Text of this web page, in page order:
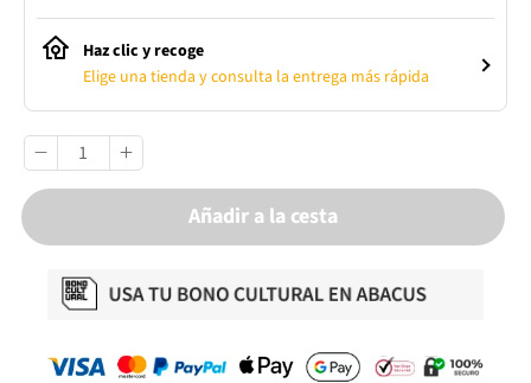
Haz clic y recoge
Elige una tienda y consulta la entrega más rápida
Añadir a la cesta